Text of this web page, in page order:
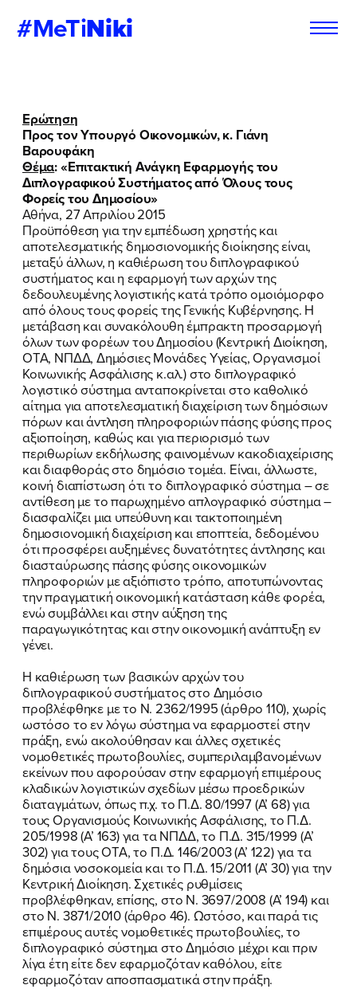
#MeTiNiki
Ερώτηση
Προς τον Υπουργό Οικονομικών, κ. Γιάνη
Βαρουφάκη
Θέμα:«Επιτακτική Ανάγκη Εφαρμογής του
Διπλογραφικού Συστήματος από Όλους τους
Φορείς του Δημοσίου»
Αθήνα, 27 Απριλίου 2015
Προϋπόθεση για την εμπέδωση χρηστής και
αποτελεσματικής δημοσιονομικής διοίκησης είναι,
μεταξύ άλλων, η καθιέρωση του διπλογραφικού
συστήματος και η εφαρμογή των αρχών της
δεδουλευμένης λογιστικής κατά τρόπο ομοιόμορφο
από όλους τους φορείς της Γενικής Κυβέρνησης. Η
μετάβαση και συνακόλουθη έμπρακτη προσαρμογή
όλων των φορέων του Δημοσίου (Κεντρική Διοίκηση,
ΟΤΑ, ΝΠΔΔ, Δημόσιες Μονάδες Υγείας, Οργανισμοί
Κοινωνικής Ασφάλισης κ.αλ.) στο διπλογραφικό
λογιστικό σύστημα ανταποκρίνεται στο καθολικό
αίτημα για αποτελεσματική διαχείριση των δημόσιων
πόρων και άντληση πληροφοριών πάσης φύσης προς
αξιοποίηση, καθώς και για περιορισμό των
περιθωρίων εκδήλωσης φαινομένων κακοδιαχείρισης
και διαφθοράς στο δημόσιο τομέα. Είναι, άλλωστε,
κοινή διαπίστωση ότι το διπλογραφικό σύστημα – σε
αντίθεση με το παρωχημένο απλογραφικό σύστημα –
διασφαλίζει μια υπεύθυνη και τακτοποιημένη
δημοσιονομική διαχείριση και εποπτεία, δεδομένου
ότι προσφέρει αυξημένες δυνατότητες άντλησης και
διασταύρωσης πάσης φύσης οικονομικών
πληροφοριών με αξιόπιστο τρόπο, αποτυπώνοντας
την πραγματική οικονομική κατάσταση κάθε φορέα,
ενώ συμβάλλει και στην αύξηση της
παραγωγικότητας και στην οικονομική ανάπτυξη εν
γένει.
Η καθιέρωση των βασικών αρχών του
διπλογραφικού συστήματος στο Δημόσιο
προβλέφθηκε με το Ν. 2362/1995 (άρθρο 110), χωρίς
ωστόσο το εν λόγω σύστημα να εφαρμοστεί στην
πράξη, ενώ ακολούθησαν και άλλες σχετικές
νομοθετικές πρωτοβουλίες, συμπεριλαμβανομένων
εκείνων που αφορούσαν στην εφαρμογή επιμέρους
κλαδικών λογιστικών σχεδίων μέσω προεδρικών
διαταγμάτων, όπως π.χ. το Π.Δ. 80/1997 (Α’ 68) για
τους Οργανισμούς Κοινωνικής Ασφάλισης, το Π.Δ.
205/1998 (Α’ 163) για τα ΝΠΔΔ, το Π.Δ. 315/1999 (Α’
302) για τους ΟΤΑ, το Π.Δ. 146/2003 (Α’ 122) για τα
δημόσια νοσοκομεία και το Π.Δ. 15/2011 (Α’ 30) για την
Κεντρική Διοίκηση. Σχετικές ρυθμίσεις
προβλέφθηκαν, επίσης, στο Ν. 3697/2008 (Α’ 194) και
στο Ν. 3871/2010 (άρθρο 46). Ωστόσο, και παρά τις
επιμέρους αυτές νομοθετικές πρωτοβουλίες, το
διπλογραφικό σύστημα στο Δημόσιο μέχρι και πριν
λίγα έτη είτε δεν εφαρμοζόταν καθόλου, είτε
εφαρμοζόταν αποσπασματικά στην πράξη.
Εθελοντή
Εάν θέλετε να ενημερώνεστε για τις
δράσεις μας, μπορείτε να δηλώσετε
παρακάτω τα στοιχεία σας:
ΣΥΜΠΛΗΡΩΣΤΕ ΤΗ ΦΟΡΜΑ
ΟΝΟΜΑ*
ΕΠΙΘΕΤΟ*
ΤΗΛΕΦΩΝΟ*
EMAIL*
Αποδέχομαι τηνΠολιτική
Προστασίας Προσωπικών
Δεδομένωνκαι τους τουςΌρους
Χρήσηςτου δικτυακού τόπου του
Πολιτικού Γραφείου της Βουλευτού
Νίκης Κεραμέως
Newsletter
Εάν θέλετε να ενημερώνεστε για τις
δράσεις μας, μπορείτε να δηλώσετε
παρακάτω τα στοιχεία σας:
ΣΥΜΠΛΗΡΩΣΤΕ ΤΗ ΦΟΡΜΑ
ΟΝΟΜΑ*
ΕΠΙΘΕΤΟ*
ΤΗΛΕΦΩΝΟ
EMAIL*
Αποδέχομαι τηνΠολιτική
Προστασίας Προσωπικών
Δεδομένωνκαι τους τουςΌρους
Χρήσηςτου δικτυακού τόπου του
Πολιτικού Γραφείου της Βουλευτού
Νίκης Κεραμέως